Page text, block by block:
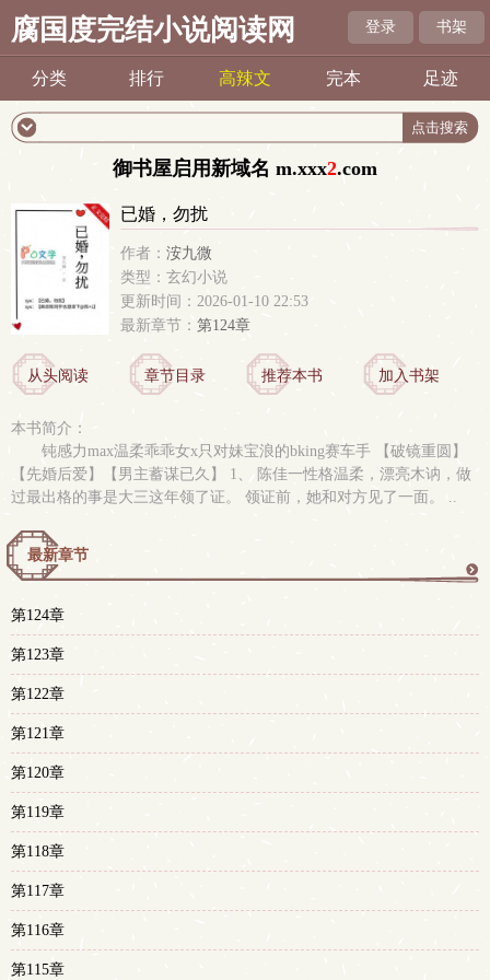
腐国度完结小说阅读网 登录 书架
分类 排行 高辣文 完本 足迹
御书屋启用新域名 m.xxx2.com
已婚，勿扰
作者： 洝九微
类型：玄幻小说
更新时间：2026-01-10 22:53
最新章节： 第124章
从头阅读 章节目录 推荐本书 加入书架
本书简介：
钝感力max温柔乖乖女x只对妹宝浪的bking赛车手 【破镜重圆】
【先婚后爱】【男主蓄谋已久】 1、 陈佳一性格温柔，漂亮木讷，做
过最出格的事是大三这年领了证。 领证前，她和对方见了一面。 ..
最新章节
第124章
第123章
第122章
第121章
第120章
第119章
第118章
第117章
第116章
第115章